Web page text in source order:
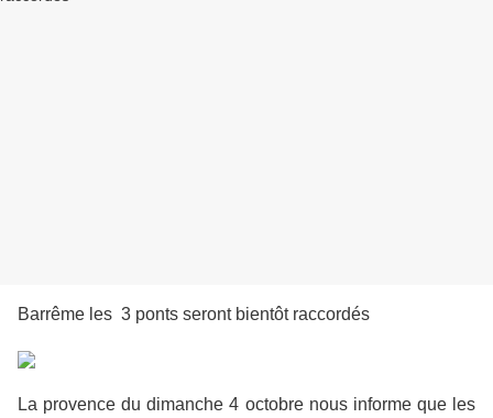
Barrême les 3 ponts seront bientôt raccordés
La provence du dimanche 4 octobre nous informe que les